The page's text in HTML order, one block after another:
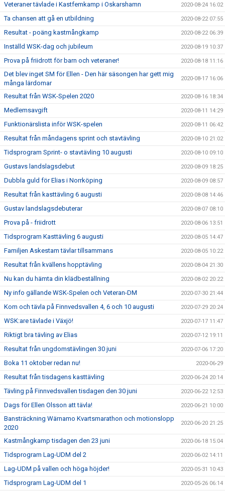
Veteraner tävlade i Kastfemkamp i Oskarshamn 2020-08-24 16:02
Ta chansen att gå en utbildning 2020-08-22 07:55
Resultat - poäng kastmångkamp 2020-08-22 06:39
Inställd WSK-dag och jubileum 2020-08-19 10:37
Prova på friidrott för barn och veteraner! 2020-08-18 11:16
Det blev inget SM för Ellen - Den här säsongen har gett mig
många lärdomar
2020-08-17 16:06
Resultat från WSK-Spelen 2020 2020-08-16 18:34
Medlemsavgift 2020-08-11 14:29
Funktionärslista inför WSK-spelen 2020-08-11 06:42
Resultat från måndagens sprint och stavtävling 2020-08-10 21:02
Tidsprogram Sprint- o stavtävling 10 augusti 2020-08-10 09:10
Gustavs landslagsdebut 2020-08-09 18:25
Dubbla guld för Elias i Norrköping 2020-08-09 08:57
Resultat från kasttävling 6 augusti 2020-08-08 14:46
Gustav landslagsdebuterar 2020-08-07 08:10
Prova på - friidrott 2020-08-06 13:51
Tidsprogram Kasttävling 6 augusti 2020-08-05 14:47
Familjen Askestam tävlar tillsammans 2020-08-05 10:22
Resultat från kvällens hopptävling 2020-08-04 21:30
Nu kan du hämta din klädbeställning 2020-08-02 20:22
Ny info gällande WSK-Spelen och Veteran-DM 2020-07-30 21:44
Kom och tävla på Finnvedsvallen 4, 6 och 10 augusti 2020-07-29 20:24
WSK:are tävlade i Växjö! 2020-07-17 11:47
Riktigt bra tävling av Elias 2020-07-12 19:11
Resultat från ungdomstävlingen 30 juni 2020-07-06 17:20
Boka 11 oktober redan nu! 2020-06-29
Resultat från tisdagens kasttävling 2020-06-24 20:14
Tävling på Finnvedsvallen tisdagen den 30 juni 2020-06-22 12:53
Dags för Ellen Olsson att tävla! 2020-06-21 10:00
Bansträckning Wärnamo Kvartsmarathon och motionslopp
2020
2020-06-20 21:25
Kastmångkamp tisdagen den 23 juni 2020-06-18 15:04
Tidsprogram Lag-UDM del 2 2020-06-02 14:11
Lag-UDM på vallen och höga höjder! 2020-05-31 10:43
Tidsprogram Lag-UDM del 1 2020-05-26 06:14